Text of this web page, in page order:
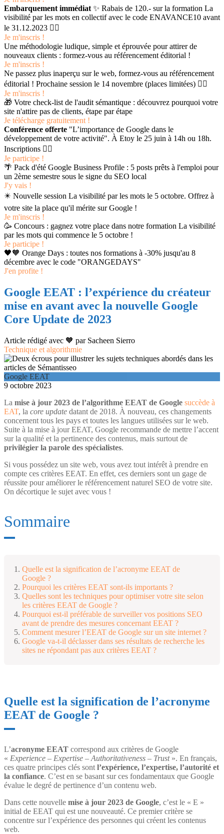
Embarquement immédiat ✨ Rabais de 120.- sur la formation La
visibilité par les mots en collectif avec le code ENAVANCE10 avant
le 31.12.2023 👉🏻
Je m'inscris !
Une méthodologie ludique, simple et éprouvée pour attirer de
nouveaux clients : formez-vous au référencement éditorial !
Je m'inscris !
Ne passez plus inaperçu sur le web, formez-vous au référencement
éditorial ! Prochaine session le 14 novembre (places limitées) 👉🏻
Je m'inscris !
🎁 Votre check-list de l'audit sémantique : découvrez pourquoi votre
site n'attire pas de clients, étape par étape
Je télécharge gratuitement !
Conférence offerte "L’importance de Google dans le
développement de votre activité". À Etoy le 25 juin à 14h ou 18h.
Inscriptions 👉🏻
Je participe !
🌴 Pack d'été Google Business Profile : 5 posts prêts à l'emploi pour
un 2ème semestre sous le signe du SEO local
J'y vais !
✴️ Nouvelle session La visibilité par les mots le 5 octobre. Offrez à
votre site la place qu'il mérite sur Google !
Je m'inscris !
🥳 Concours : gagnez votre place dans notre formation La visibilité
par les mots qui commence le 5 octobre !
Je participe !
🖤🧡 Orange Days : toutes nos formations à -30% jusqu'au 8
décembre avec le code "ORANGEDAYS"
J'en profite !
Google EEAT : l’expérience du créateur
mise en avant avec la nouvelle Google
Core Update de 2023
Article rédigé avec 🧡 par Sacheen Sierro
Technique et algorithmie
Google EEAT
9 octobre 2023
La mise à jour 2023 de l’algorithme EEAT de Google succède à
EAT, la core update datant de 2018. À nouveau, ces changements
concernent tous les pays et toutes les langues utilisées sur le web.
Suite à la mise à jour EEAT, Google recommande de mettre l’accent
sur la qualité et la pertinence des contenus, mais surtout de
privilégier la parole des spécialistes.
Si vous possédez un site web, vous avez tout intérêt à prendre en
compte ces critères EEAT. En effet, ces derniers sont un gage de
réussite pour améliorer le référencement naturel SEO de votre site.
On décortique le sujet avec vous !
Sommaire
Quelle est la signification de l’acronyme EEAT de
Google ?
Pourquoi les critères EEAT sont-ils importants ?
Quelles sont les techniques pour optimiser votre site selon
les critères EEAT de Google ?
Pourquoi est-il préférable de surveiller vos positions SEO
avant de prendre des mesures concernant EEAT ?
Comment mesurer l’EEAT de Google sur un site internet ?
Google va-t-il déclasser dans ses résultats de recherche les
sites ne répondant pas aux critères EEAT ?
Quelle est la signification de l’acronyme
EEAT de Google ?
L’acronyme EEAT correspond aux critères de Google
« Experience – Expertise – Authoritativeness – Trust». En français,
ces quatre principes clés sont l’expérience, l’expertise, l’autorité et
la confiance. C’est en se basant sur ces fondamentaux que Google
évalue le degré de pertinence d’un contenu web.
Dans cette nouvelle mise à jour 2023 de Google, c’est le « E »
initial de EEAT qui est une nouveauté. Ce premier critère se
concentre sur l’expérience des personnes qui créent les contenus
web.